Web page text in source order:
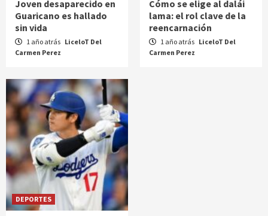
Joven desaparecido en
Guaricano es hallado
sin vida
1 año atrás LiceloT Del
Carmen Perez
Cómo se elige al dalái
lama: el rol clave de la
reencarnación
1 año atrás LiceloT Del
Carmen Perez
DEPORTES